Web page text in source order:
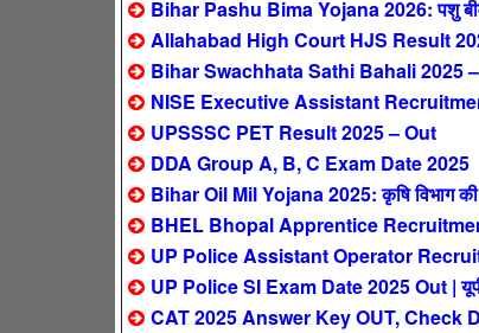
Bihar Pashu Bima Yojana 2026: पशु
Allahabad High Court HJS Result
Bihar Swachhata Sathi Bahali 2025 –
NISE Executive Assistant
UPSSSC PET Result 2025 – Out
DDA Group A, B, C Exam Date 2025
Bihar Oil Mil Yojana 2025: कृषि विभाग
BHEL Bhopal Apprentice
UP Police Assistant Operator
UP Police SI Exam Date 2025 Out | यूपी
CAT 2025 Answer Key OUT, Check